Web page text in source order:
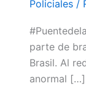
Policiales /
parte de
Brasil. Al
anormal […]
EN
EL
PUENTE
DE